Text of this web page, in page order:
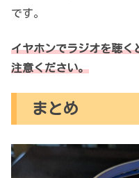
です。
イヤホンでラジオを聴く
注意ください。
まとめ